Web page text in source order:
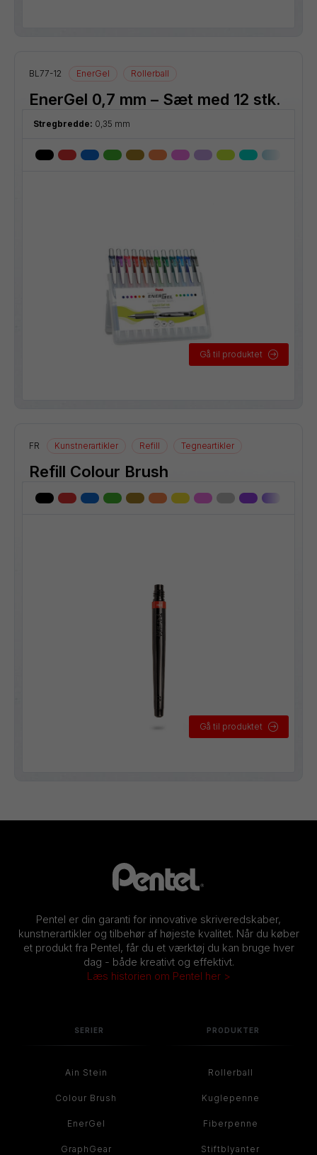
BL77-12 EnerGel Rollerball
EnerGel 0,7 mm – Sæt med 12 stk.
Stregbredde: 0,35 mm
Gå til produktet
FR Kunstnerartikler Refill Tegneartikler
Refill Colour Brush
Gå til produktet
Pentel er din garanti for innovative skriveredskaber,
kunstnerartikler og tilbehør af højeste kvalitet. Når du køber
et produkt fra Pentel, får du et værktøj du kan bruge hver
dag - både kreativt og effektivt.
Læs historien om Pentel her >
SERIER
Ain Stein
Colour Brush
EnerGel
GraphGear
PRODUKTER
Rollerball
Kuglepenne
Fiberpenne
Stiftblyanter